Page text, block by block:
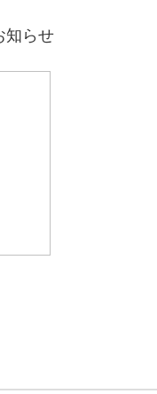
知らせ